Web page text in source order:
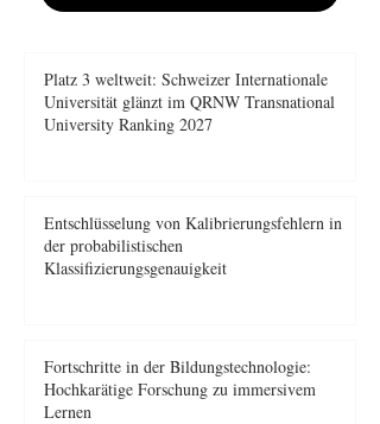
Platz 3 weltweit: Schweizer Internationale
Universität glänzt im QRNW Transnational
University Ranking 2027
Entschlüsselung von Kalibrierungsfehlern in
der probabilistischen
Klassifizierungsgenauigkeit
Fortschritte in der Bildungstechnologie:
Hochkarätige Forschung zu immersivem
Lernen